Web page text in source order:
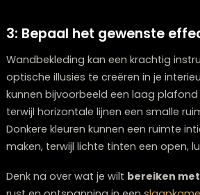
Natuurlijk licht kan kleuren
zuidgerichte kamer met veel
overkomen in een noordgerichte
stalen op verschillende
hoe ze reageren op wisselende
3: Bepaal het gewenste